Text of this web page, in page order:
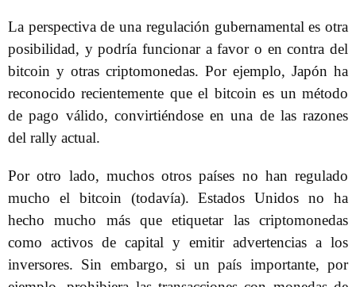
La perspectiva de una regulación gubernamental es otra
posibilidad, y podría funcionar a favor o en contra del
bitcoin y otras criptomonedas. Por ejemplo, Japón ha
reconocido recientemente que el bitcoin es un método
de pago válido, convirtiéndose en una de las razones
del rally actual.
Por otro lado, muchos otros países no han regulado
mucho el bitcoin (todavía). Estados Unidos no ha
hecho mucho más que etiquetar las criptomonedas
como activos de capital y emitir advertencias a los
inversores. Sin embargo, si un país importante, por